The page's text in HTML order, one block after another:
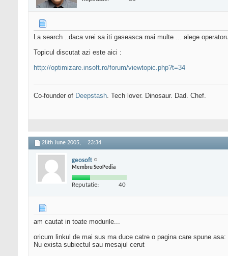
La search ..daca vrei sa iti gaseasca mai multe ... alege
Topicul discutat azi este aici :
http://optimizare.insoft.ro/forum/viewtopic.php?t=34
Co-founder of Deepstash. Tech lover. Dinosaur. Dad. Chef.
28th June 2005, 23:34
geosoft
Membru SeoPedia
Reputatie: 40
am cautat in toate modurile...
oricum linkul de mai sus ma duce catre o pagina care spune asa:
Nu exista subiectul sau mesajul cerut